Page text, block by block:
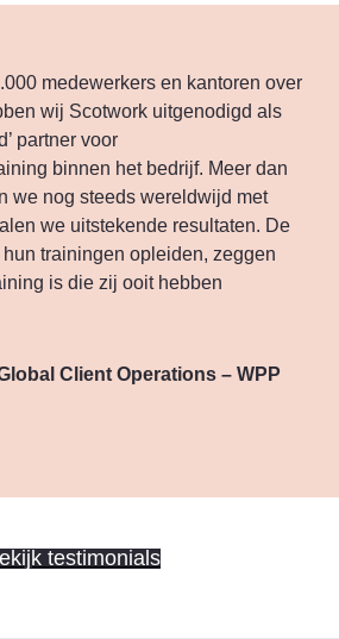
medewerkers en kantoren over
wij Scotwork uitgenodigd als
partner voor
binnen het bedrijf. Meer dan
we nog steeds wereldwijd met
we uitstekende resultaten. De
trainingen opleiden, zeggen
is die zij ooit hebben
Client Operations – WPP
testimonials